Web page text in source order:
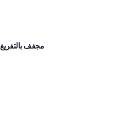
مجفف بالتفريغ